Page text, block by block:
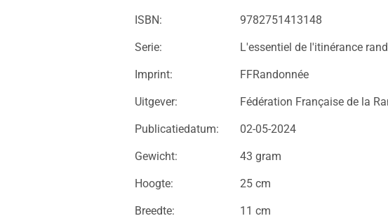
ISBN: 9782751413148
Serie: L'essentiel de l'itinérance
Imprint: FFRandonnée
Uitgever: Fédération Française de la
Publicatiedatum: 02-05-2024
Gewicht: 43 gram
Hoogte: 25 cm
Breedte: 11 cm